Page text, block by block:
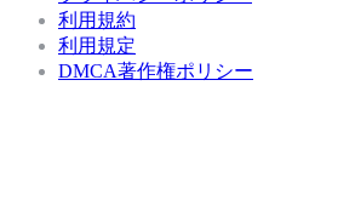
利用規約
利用規定
DMCA著作権ポリシー